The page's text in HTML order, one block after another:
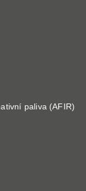
paliva (AFIR)